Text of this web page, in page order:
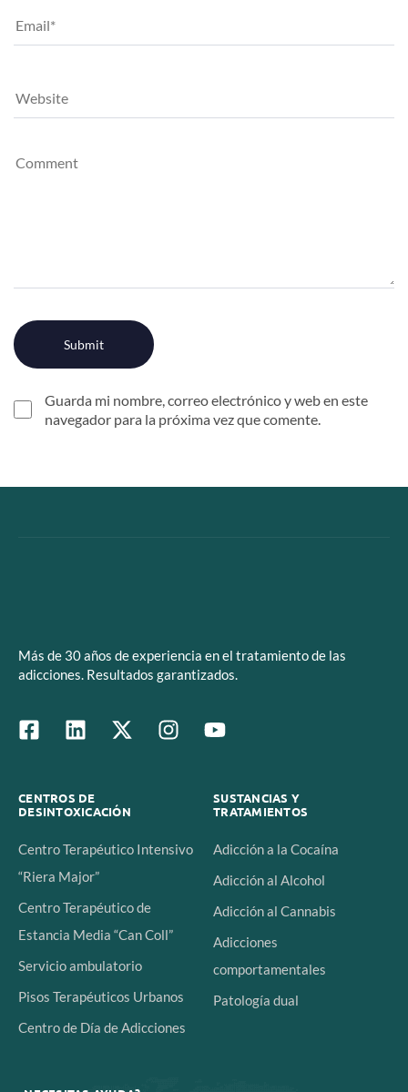
Guarda mi nombre, correo electrónico y web en este
navegador para la próxima vez que comente.
Más de 30 años de experiencia en el tratamiento de las
adicciones. Resultados garantizados.
CENTROS DE
DESINTOXICACIÓN
Centro Terapéutico Intensivo
“Riera Major”
Centro Terapéutico de
Estancia Media “Can Coll”
Servicio ambulatorio
Pisos Terapéuticos Urbanos
Centro de Día de Adicciones
SUSTANCIAS Y
TRATAMIENTOS
Adicción a la Cocaína
Adicción al Alcohol
Adicción al Cannabis
Adicciones
comportamentales
Patología dual